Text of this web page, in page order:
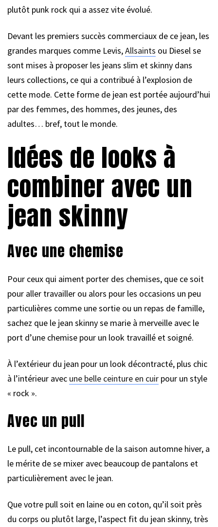
plutôt punk rock qui a assez vite évolué.
Devant les premiers succès commerciaux de ce jean, les
grandes marques comme Levis,Allsaints ou Diesel se
sont mises à proposer les jeans slim et skinny dans
leurs collections, ce qui a contribué à l’explosion de
cette mode. Cette forme de jean est portée aujourd’hui
par des femmes, des hommes, des jeunes, des
adultes… bref, tout le monde.
Idées de looks à
combiner avec un
jean skinny
Avec une chemise
Pour ceux qui aiment porter des chemises, que ce soit
pour aller travailler ou alors pour les occasions un peu
particulières comme une sortie ou un repas de famille,
sachez que le jean skinny se marie à merveille avec le
port d’une chemise pour un look travaillé et soigné.
À l’extérieur du jean pour un look décontracté, plus chic
à l’intérieur avec une belle ceinture en cuir pour un style
« rock ».
Avec un pull
Le pull, cet incontournable de la saison automne hiver, a
le mérite de se mixer avec beaucoup de pantalons et
particulièrement avec le jean.
Que votre pull soit en laine ou en coton, qu’il soit près
du corps ou plutôt large, l’aspect fit du jean skinny, très